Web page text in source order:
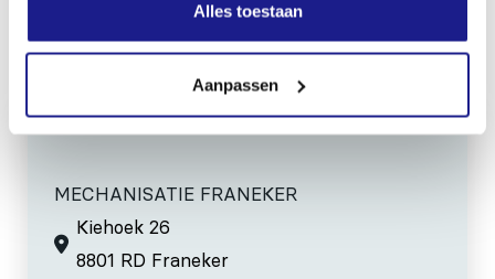
Alles toestaan
Aanpassen
MECHANISATIE FRANEKER
Kiehoek 26
8801 RD Franeker